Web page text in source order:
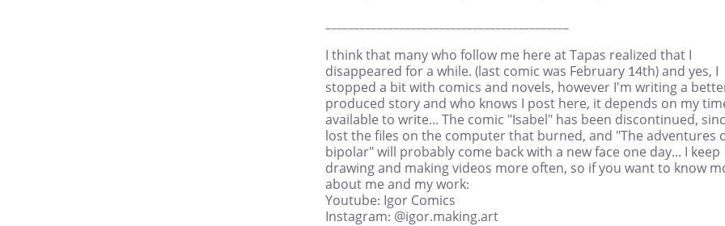
I think that many who follow me here at Tapas realized that I
disappeared for a while. (last comic was February 14th) and yes, I
stopped a bit with comics and novels, however I'm writing a
produced story and who knows I post here, it depends on my
available to write... The comic "Isabel" has been discontinued,
lost the files on the computer that burned, and "The adventures
bipolar" will probably come back with a new face one day... I keep
drawing and making videos more often, so if you want to know
about me and my work:
Youtube: Igor Comics
Instagram: @igor.making.art